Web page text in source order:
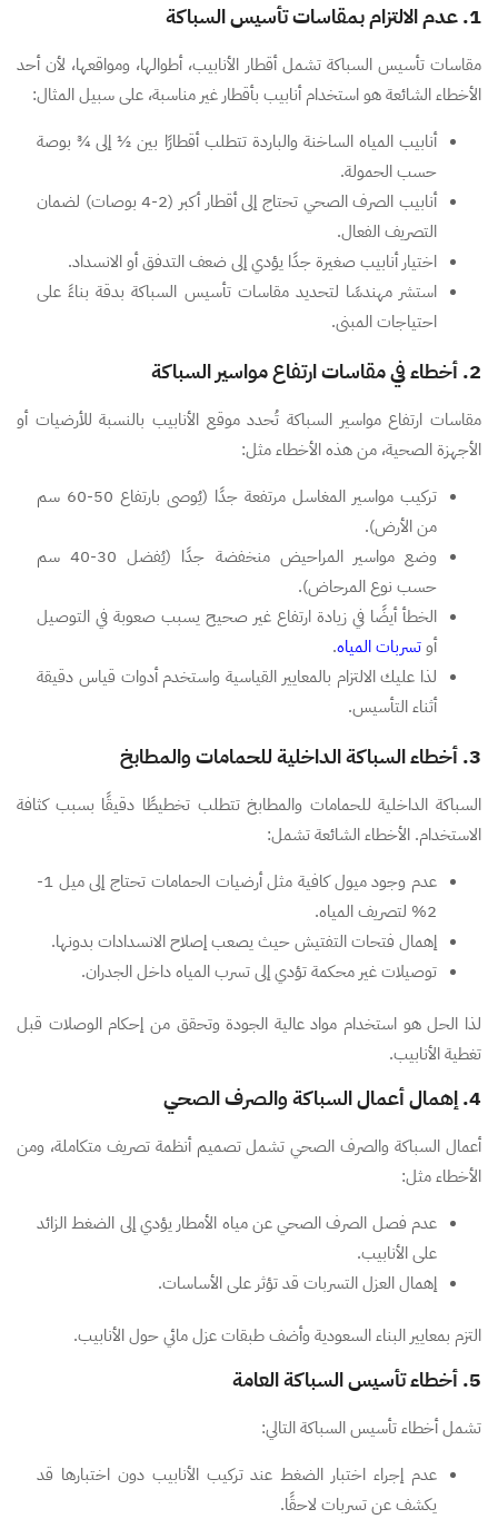
1. عدم الالتزام بمقاسات تأسيس السباكة
مقاسات تأسيس السباكة تشمل أقطار الأنابيب، أطوالها، ومواقعها، لأن أحد
الأخطاء الشائعة هو استخدام أنابيب بأقطار غير مناسبة، على سبيل المثال:
أنابيب المياه الساخنة والباردة تتطلب أقطارًا بين ½ إلى ¾ بوصة
حسب الحمولة.
أنابيب الصرف الصحي تحتاج إلى أقطار أكبر (2-4 بوصات) لضمان
التصريف الفعال.
اختيار أنابيب صغيرة جدًا يؤدي إلى ضعف التدفق أو الانسداد.
استشر مهندسًا لتحديد مقاسات تأسيس السباكة بدقة بناءً على
احتياجات المبنى.
2. أخطاء في مقاسات ارتفاع مواسير السباكة
مقاسات ارتفاع مواسير السباكة تُحدد موقع الأنابيب بالنسبة للأرضيات أو
الأجهزة الصحية، من هذه الأخطاء مثل:
تركيب مواسير المغاسل مرتفعة جدًا (يُوصى بارتفاع 50-60 سم
من الأرض).
وضع مواسير المراحيض منخفضة جدًا (يُفضل 30-40 سم
حسب نوع المرحاض).
الخطأ أيضًا في زيادة ارتفاع غير صحيح يسبب صعوبة في التوصيل
أوتسربات المياه.
لذا عليك الالتزام بالمعايير القياسية واستخدم أدوات قياس دقيقة
أثناء التأسيس.
3. أخطاء السباكة الداخلية للحمامات والمطابخ
السباكة الداخلية للحمامات والمطابخ تتطلب تخطيطًا دقيقًا بسبب كثافة
الاستخدام. الأخطاء الشائعة تشمل:
عدم وجود ميول كافية مثل أرضيات الحمامات تحتاج إلى ميل 1-
2% لتصريف المياه.
إهمال فتحات التفتيش حيث يصعب إصلاح الانسدادات بدونها.
توصيلات غير محكمة تؤدي إلى تسرب المياه داخل الجدران.
لذا الحل هو استخدام مواد عالية الجودة وتحقق من إحكام الوصلات قبل
تغطية الأنابيب.
4. إهمال أعمال السباكة والصرف الصحي
أعمال السباكة والصرف الصحي تشمل تصميم أنظمة تصريف متكاملة، ومن
الأخطاء مثل:
عدم فصل الصرف الصحي عن مياه الأمطار يؤدي إلى الضغط الزائد
على الأنابيب.
إهمال العزل التسربات قد تؤثر على الأساسات.
التزم بمعايير البناء السعودية وأضف طبقات عزل مائي حول الأنابيب.
5. أخطاء تأسيس السباكة العامة
تشمل أخطاء تأسيس السباكة التالي:
عدم إجراء اختبار الضغط عند تركيب الأنابيب دون اختبارها قد
يكشف عن تسربات لاحقًا.